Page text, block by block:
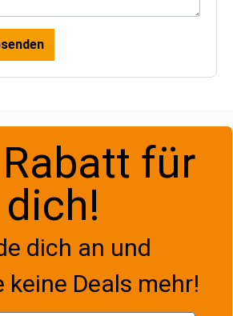
Rabatt für
dich!
dich an und
keine Deals mehr!